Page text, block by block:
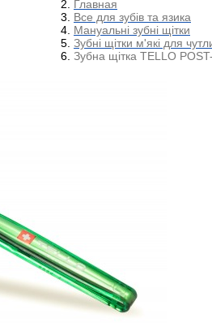
Главная
Все для зубів та язика
Мануальні зубні щітки
Зубні щітки м'які для
Зубна щітка TELLO